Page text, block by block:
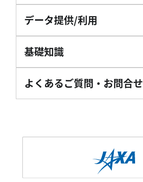
データ提供/利用
基礎知識
よくあるご質問・お問合せ